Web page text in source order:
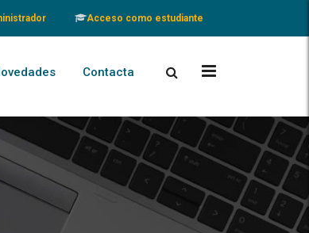
Acceso como estudiante
Contacta